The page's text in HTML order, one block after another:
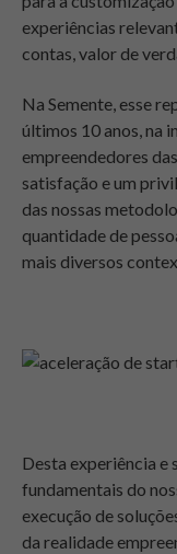
experiências
contas, valor de
Na Semente, esse
últimos 10 anos, na
empreendedores
satisfação e um
das nossas
quantidade de
mais diversos
Desta experiência e
fundamentais do
execução de
da realidade